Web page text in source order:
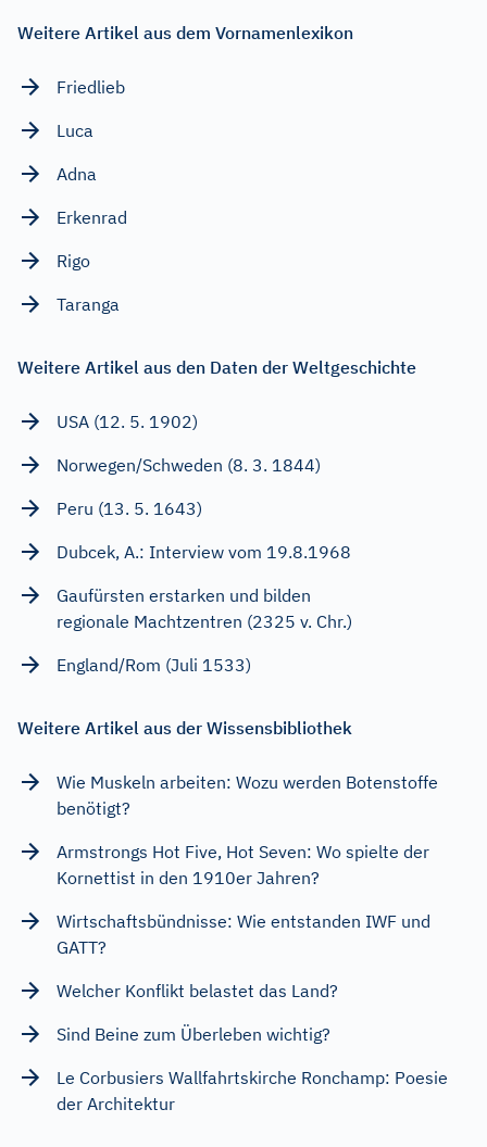
Weitere Artikel aus dem Vornamenlexikon
Friedlieb
Luca
Adna
Erkenrad
Rigo
Taranga
Weitere Artikel aus den Daten der Weltgeschichte
USA (12. 5. 1902)
Norwegen/Schweden (8. 3. 1844)
Peru (13. 5. 1643)
Dubcek, A.: Interview vom 19.8.1968
Gaufürsten erstarken und bilden
regionale Machtzentren (2325 v. Chr.)
England/Rom (Juli 1533)
Weitere Artikel aus der Wissensbibliothek
Wie Muskeln arbeiten: Wozu werden Botenstoffe
benötigt?
Armstrongs Hot Five, Hot Seven: Wo spielte der
Kornettist in den 1910er Jahren?
Wirtschaftsbündnisse: Wie entstanden IWF und
GATT?
Welcher Konflikt belastet das Land?
Sind Beine zum Überleben wichtig?
Le Corbusiers Wallfahrtskirche Ronchamp: Poesie
der Architektur